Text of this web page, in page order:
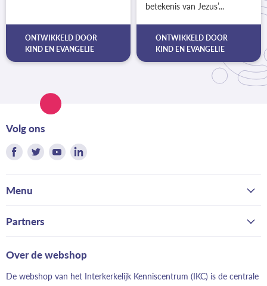
ONTWIKKELD DOOR
KIND EN EVANGELIE
betekenis van Jezus’...
ONTWIKKELD DOOR
KIND EN EVANGELIE
Volg ons
Vind
Facebook
Vind Vind Vind
Menu
Evangelisatie
Partners
Landelijk Contact Jeugdwerk
Hervormd Jeugdwerk
Over de webshop
De webshop van het Interkerkelijk Kenniscentrum (IKC) is de centrale